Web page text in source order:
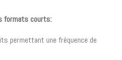
formats courts:
permettant une fréquence de